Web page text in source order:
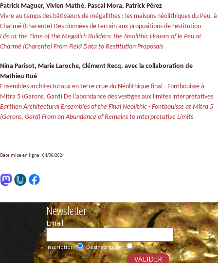
Patrick Maguer, Vivien Mathé, Pascal Mora, Patrick Pérez
Vivre au temps des bâtisseurs de mégalithes : les maisons néolithiques du Peu, à
Charmé (Charente) Des données de terrain aux propositions de restitution
Life at the Time of the Megalith Builders: the Neolithic Houses of le Peu at
Charmé (Charente) From Field Data to Restitution Proposals
Nina Parisot, Marie Laroche, Clément Recq, avec la collaboration de
Mathieu Rué
Ensembles architecturaux en terre crue du Néolithique final - Fontbouisse à
Mitra 5 (Garons, Gard) De l’abondance des vestiges aux limites interprétatives
Earthen Architectural Ensembles of the Final Neolithic - Fontbouisse at Mitra 5
(Garons, Gard) From an Abundance of Remains to Interpretative Limits
Date mise en ligne : 04/06/2024
Newsletter
Email :
Inscription Désinscription